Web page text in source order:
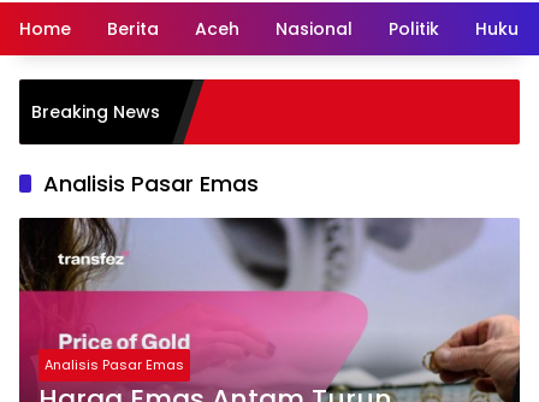
Home Berita Aceh Nasional Politik
Breaking News
Analisis Pasar Emas
Analisis Pasar Emas